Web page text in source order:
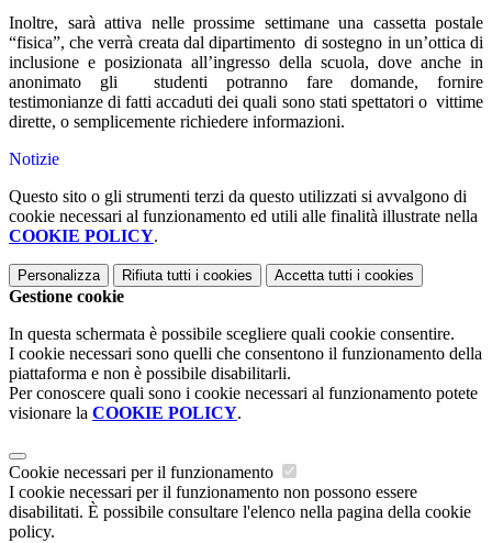
Inoltre, sarà attiva nelle prossime settimane una cassetta postale
“fisica”, che verrà creata dal dipartimento di sostegno in un’ottica di
inclusione e posizionata all’ingresso della scuola, dove anche in
anonimato gli studenti potranno fare domande, fornire
testimonianze di fatti accaduti dei quali sono stati spettatori o vittime
dirette, o semplicemente richiedere informazioni.
Notizie
Questo sito o gli strumenti terzi da questo utilizzati si avvalgono di
cookie necessari al funzionamento ed utili alle finalità illustrate nella
COOKIE POLICY.
Personalizza Rifiuta tutti i cookies Accetta tutti i cookies
Gestione cookie
In questa schermata è possibile scegliere quali cookie consentire.
I cookie necessari sono quelli che consentono il funzionamento della
piattaforma e non è possibile disabilitarli.
Per conoscere quali sono i cookie necessari al funzionamento potete
visionare la COOKIE POLICY.
Cookie necessari per il funzionamento
I cookie necessari per il funzionamento non possono essere
disabilitati. È possibile consultare l'elenco nella pagina della cookie
policy.